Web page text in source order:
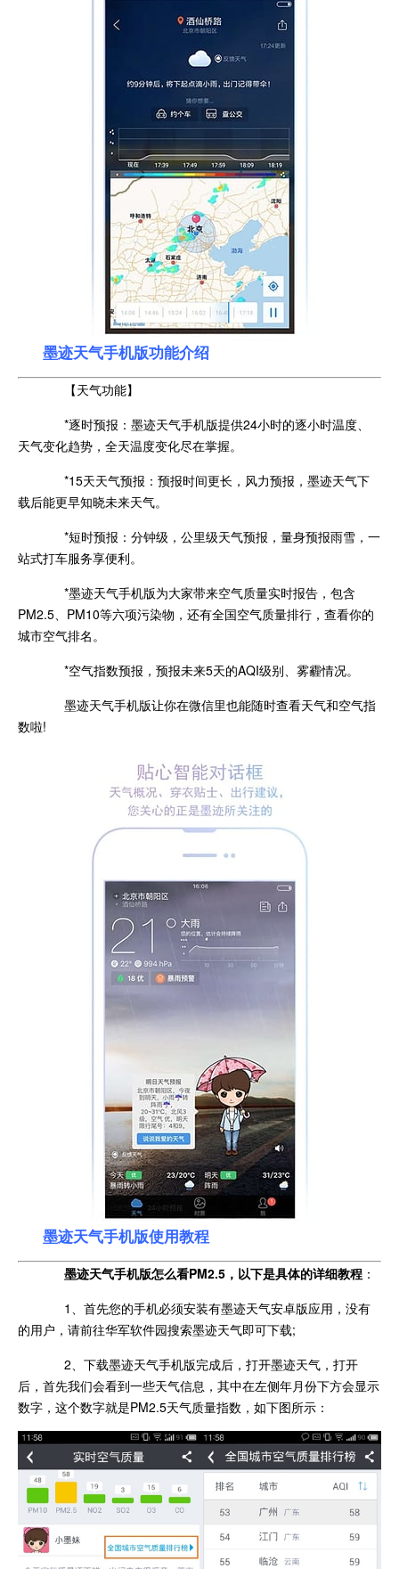
墨迹天气手机版功能介绍
【天气功能】
*逐时预报：墨迹天气手机版提供24小时的逐小时温度、
天气变化趋势，全天温度变化尽在掌握。
*15天天气预报：预报时间更长，风力预报，墨迹天气下
载后能更早知晓未来天气。
*短时预报：分钟级，公里级天气预报，量身预报雨雪，一
站式打车服务享便利。
*墨迹天气手机版为大家带来空气质量实时报告，包含
PM2.5、PM10等六项污染物，还有全国空气质量排行，查看你的
城市空气排名。
*空气指数预报，预报未来5天的AQI级别、雾霾情况。
墨迹天气手机版让你在微信里也能随时查看天气和空气指
数啦!
墨迹天气手机版使用教程
墨迹天气手机版怎么看PM2.5，以下是具体的详细教程 ：
1、首先您的手机必须安装有墨迹天气安卓版应用，没有
的用户，请前往华军软件园搜索墨迹天气即可下载;
2、下载墨迹天气手机版完成后，打开墨迹天气，打开
后，首先我们会看到一些天气信息，其中在左侧年月份下方会显示
数字，这个数字就是PM2.5天气质量指数，如下图所示：